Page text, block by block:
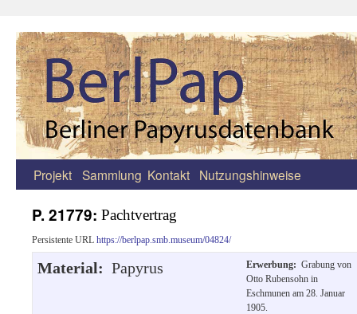
Zum
springen
Projekt Sammlung Kontakt Nutzungshinweise
P. 21779: Pachtvertrag
Persistente URL https://berlpap.smb.museum/04824/
Material: Papyrus Erwerbung: Grabung von
Otto Rubensohn in
Eschmunen am 28. Januar
1905.